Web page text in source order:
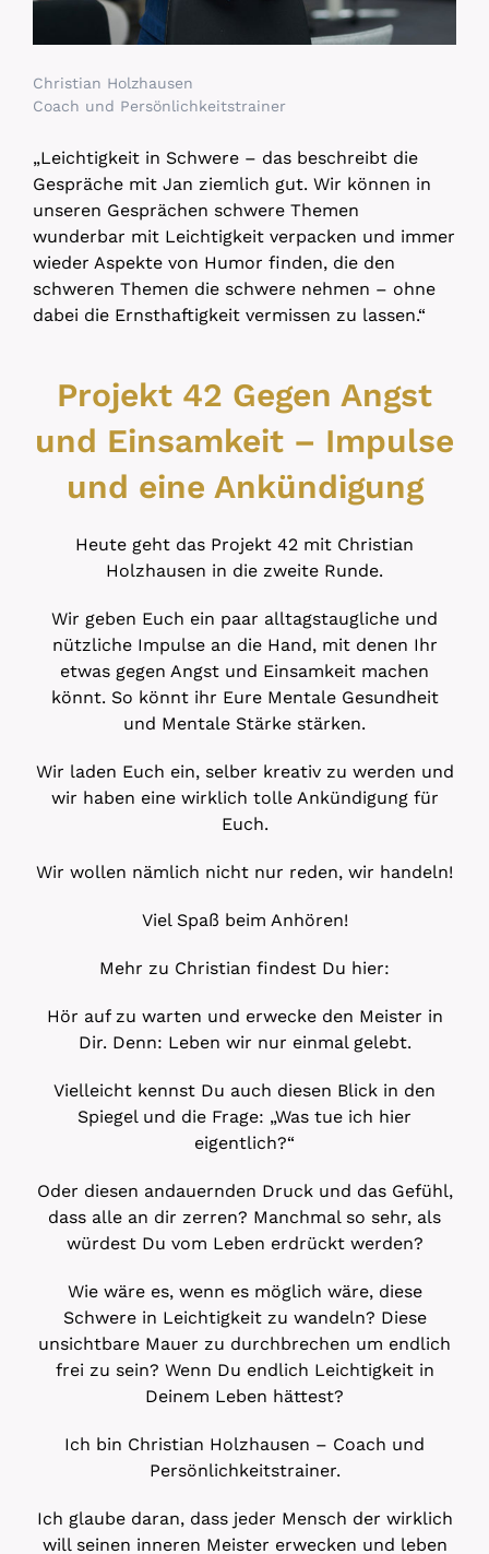
Christian Holzhausen
Coach und Persönlichkeitstrainer
„Leichtigkeit in Schwere – das beschreibt die
Gespräche mit Jan ziemlich gut. Wir können in
unseren Gesprächen schwere Themen
wunderbar mit Leichtigkeit verpacken und immer
wieder Aspekte von Humor finden, die den
schweren Themen die schwere nehmen – ohne
dabei die Ernsthaftigkeit vermissen zu lassen.“
Projekt 42 Gegen Angst
und Einsamkeit – Impulse
und eine Ankündigung
Heute geht das Projekt 42 mit Christian
Holzhausen in die zweite Runde.
Wir geben Euch ein paar alltagstaugliche und
nützliche Impulse an die Hand, mit denen Ihr
etwas gegen Angst und Einsamkeit machen
könnt. So könnt ihr Eure Mentale Gesundheit
und Mentale Stärke stärken.
Wir laden Euch ein, selber kreativ zu werden und
wir haben eine wirklich tolle Ankündigung für
Euch.
Wir wollen nämlich nicht nur reden, wir handeln!
Viel Spaß beim Anhören!
Mehr zu Christian findest Du hier:
Hör auf zu warten und erwecke den Meister in
Dir. Denn: Leben wir nur einmal gelebt.
Vielleicht kennst Du auch diesen Blick in den
Spiegel und die Frage: „Was tue ich hier
eigentlich?“
Oder diesen andauernden Druck und das Gefühl,
dass alle an dir zerren? Manchmal so sehr, als
würdest Du vom Leben erdrückt werden?
Wie wäre es, wenn es möglich wäre, diese
Schwere in Leichtigkeit zu wandeln? Diese
unsichtbare Mauer zu durchbrechen um endlich
frei zu sein? Wenn Du endlich Leichtigkeit in
Deinem Leben hättest?
Ich bin Christian Holzhausen – Coach und
Persönlichkeitstrainer.
Ich glaube daran, dass jeder Mensch der wirklich
will seinen inneren Meister erwecken und leben